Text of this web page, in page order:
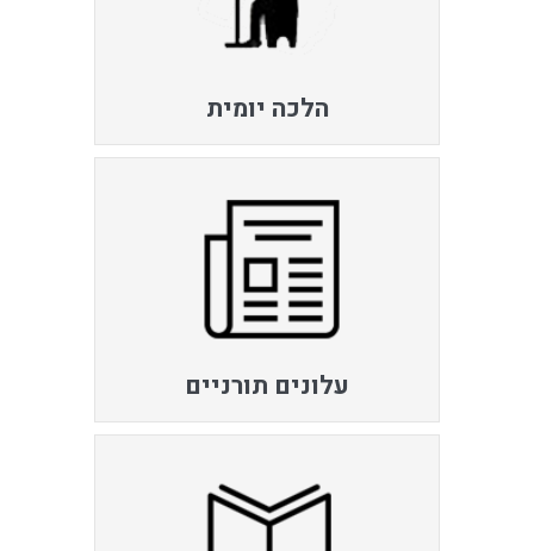
הלכה יומית
עלונים תורניים